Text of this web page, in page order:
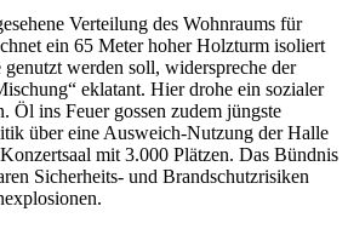
Verteilung des Wohnraums für
ein 65 Meter hoher Holzturm isoliert
genutzt werden soll, widerspreche der
eklatant. Hier drohe ein sozialer
Öl ins Feuer gossen zudem jüngste
über eine Ausweich-Nutzung der Halle
mit 3.000 Plätzen. Das Bündnis
Sicherheits- und Brandschutzrisiken